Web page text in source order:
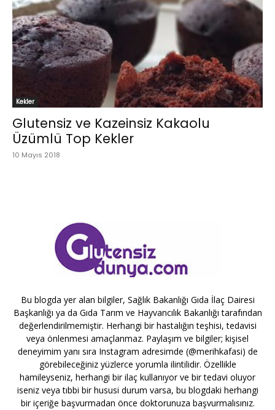
Kekler
Glutensiz ve Kazeinsiz Kakaolu
Üzümlü Top Kekler
10 Mayıs 2018
Bu blogda yer alan bilgiler, Sağlık Bakanlığı Gıda İlaç Dairesi
Başkanlığı ya da Gıda Tarım ve Hayvancılık Bakanlığı tarafından
değerlendirilmemiştir. Herhangi bir hastalığın teşhisi, tedavisi
veya önlenmesi amaçlanmaz. Paylaşım ve bilgiler; kişisel
deneyimim yanı sıra Instagram adresimde (@merihkafasi) de
görebileceğiniz yüzlerce yorumla ilintilidir. Özellikle
hamileyseniz, herhangi bir ilaç kullanıyor ve bir tedavi oluyor
iseniz veya tıbbi bir hususi durum varsa, bu blogdaki herhangi
bir içeriğe başvurmadan önce doktorunuza başvurmalısınız.